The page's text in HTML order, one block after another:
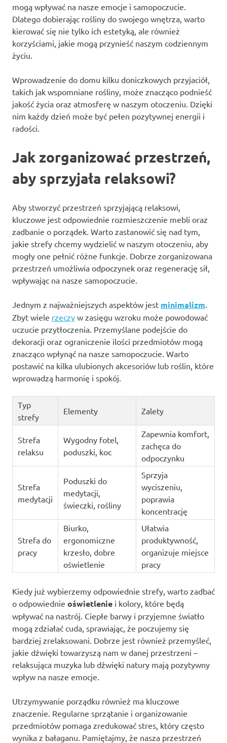
mogą wpływać na nasze emocje i samopoczucie.
Dlatego dobierając rośliny do swojego wnętrza, warto
kierować się nie tylko ich estetyką, ale również
korzyściami, jakie mogą przynieść naszym codziennym
życiu.
Wprowadzenie do domu kilku doniczkowych przyjaciół,
takich jak wspomniane rośliny, może znacząco podnieść
jakość życia oraz atmosferę w naszym otoczeniu. Dzięki
nim każdy dzień może być pełen pozytywnej energii i
radości.
Jak zorganizować przestrzeń,
aby sprzyjała relaksowi?
Aby stworzyć przestrzeń sprzyjającą relaksowi,
kluczowe jest odpowiednie rozmieszczenie mebli oraz
zadbanie o porządek. Warto zastanowić się nad tym,
jakie strefy chcemy wydzielić w naszym otoczeniu, aby
mogły one pełnić różne funkcje. Dobrze zorganizowana
przestrzeń umożliwia odpoczynek oraz regenerację sił,
wpływając na nasze samopoczucie.
Jednym z najważniejszych aspektów jest minimalizm
Zbyt wiele rzeczy w zasięgu wzroku może powodować
uczucie przytłoczenia. Przemyślane podejście do
dekoracji oraz ograniczenie ilości przedmiotów mogą
znacząco wpłynąć na nasze samopoczucie. Warto
postawić na kilka ulubionych akcesoriów lub roślin, które
wprowadzą harmonię i spokój.
Typ
strefy
Elementy Zalety
Strefa
relaksu
Wygodny fotel,
poduszki, koc
Zapewnia komfort,
zachęca do
odpoczynku
Strefa
medytacji
Poduszki do
medytacji,
świeczki, rośliny
Sprzyja
wyciszeniu,
poprawia
koncentrację
Strefa do
pracy
Biurko,
ergonomiczne
krzesło, dobre
oświetlenie
Ułatwia
produktywność,
organizuje miejsce
pracy
Kiedy już wybierzemy odpowiednie strefy, warto zadbać
o odpowiednie oświetlenie i kolory, które będą
wpływać na nastrój. Ciepłe barwy i przyjemne światło
mogą zdziałać cuda, sprawiając, że poczujemy się
bardziej zrelaksowani. Dobrze jest również przemyśleć,
jakie dźwięki towarzyszą nam w danej przestrzeni –
relaksująca muzyka lub dźwięki natury mają pozytywny
wpływ na nasze emocje.
Utrzymywanie porządku również ma kluczowe
znaczenie. Regularne sprzątanie i organizowanie
przedmiotów pomaga zredukować stres, który często
wynika z bałaganu. Pamiętajmy, że nasza przestrzeń